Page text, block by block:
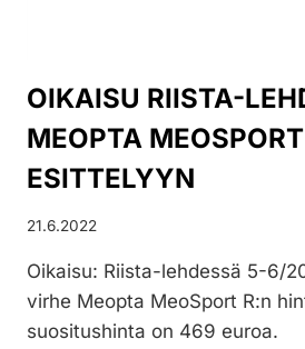
OIKAISU RIISTA-
MEOPTA
ESITTELYYN
21.6.2022
Oikaisu: Riista-lehdessä 5-6/
virhe Meopta MeoSport R:n
suositushinta on 469 euroa.